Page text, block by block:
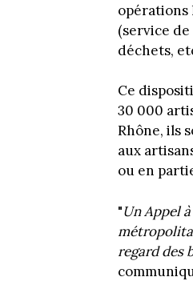
(service
déchets,
Ce
30 000
Rhône, ils
aux
ou en
"Un Appel
regard des